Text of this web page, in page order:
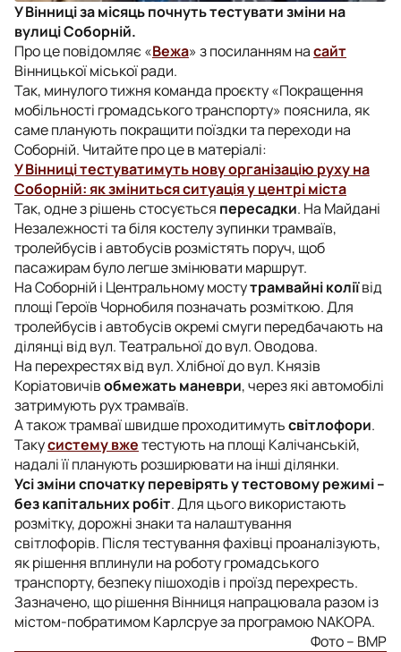
У Вінниці за місяць почнуть тестувати зміни на
вулиці Соборній.
Про це повідомляє «Вежа» з посиланням насайт
Вінницької міської ради.
Так, минулого тижня команда проєкту «Покращення
мобільності громадського транспорту» пояснила, як
саме планують покращити поїздки та переходи на
Соборній. Читайте про це в матеріалі:
У Вінниці тестуватимуть нову організацію руху на
Соборній: як зміниться ситуація у центрі міста
Так, одне з рішень стосується пересадки. На Майдані
Незалежності та біля костелу зупинки трамваїв,
тролейбусів і автобусів розмістять поруч, щоб
пасажирам було легше змінювати маршрут.
На Соборній і Центральному мостутрамвайні коліївід
площі Героїв Чорнобиля позначать розміткою. Для
тролейбусів і автобусів окремі смуги передбачають на
ділянці від вул. Театральної до вул. Оводова.
На перехрестях від вул. Хлібної до вул. Князів
Коріатовичівобмежать маневри, через які автомобілі
затримують рух трамваїв.
А також трамваї швидше проходитимутьсвітлофори.
Такусистему вжетестують на площі Калічанській,
надалі її планують розширювати на інші ділянки.
Усі зміни спочатку перевірять у тестовому режимі –
без капітальних робіт. Для цього використають
розмітку, дорожні знаки та налаштування
світлофорів. Після тестування фахівці проаналізують,
як рішення вплинули на роботу громадського
транспорту, безпеку пішоходів і проїзд перехресть.
Зазначено, що рішення Вінниця напрацювала разом із
містом-побратимом Карлсруе за програмою NAKOPA.
Фото – ВМР